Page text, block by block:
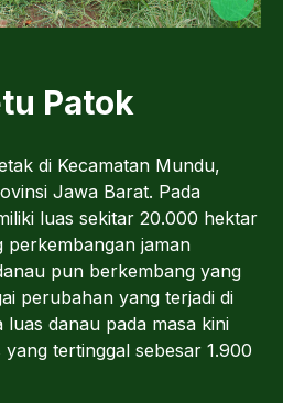
Patok
di Kecamatan Mundu,
Jawa Barat. Pada
luas sekitar 20.000 hektar
perkembangan jaman
pun berkembang yang
perubahan yang terjadi di
luas danau pada masa kini
tertinggal sebesar 1.900